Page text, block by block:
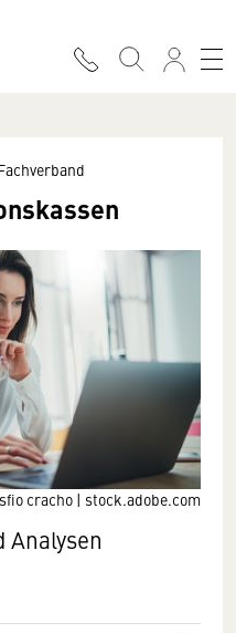
cracho | stock.adobe.com
Analysen